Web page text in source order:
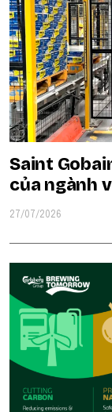
Saint
của ngành
27/07/2026